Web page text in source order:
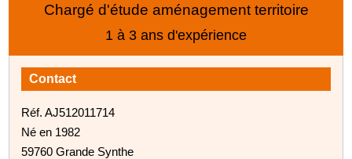
Chargé d'étude aménagement territoire
1 à 3 ans d'expérience
Contact
Réf. AJ512011714
Né en 1982
59760 Grande Synthe